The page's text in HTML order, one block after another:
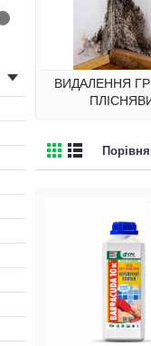
ВИДАЛЕННЯ